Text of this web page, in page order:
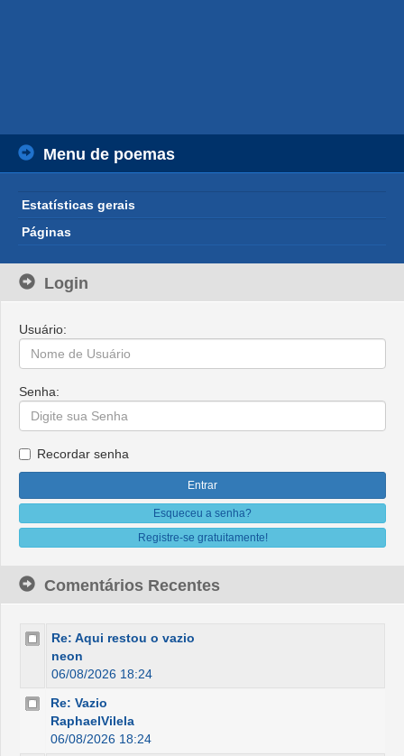
Menu de poemas
Estatísticas gerais
Páginas
Login
Usuário:
Senha:
Recordar senha
Esqueceu a senha?
Registre-se gratuitamente!
Comentários Recentes
Re: Aqui restou o vazio
neon
06/08/2026 18:24
Re: Vazio
RaphaelVilela
06/08/2026 18:24